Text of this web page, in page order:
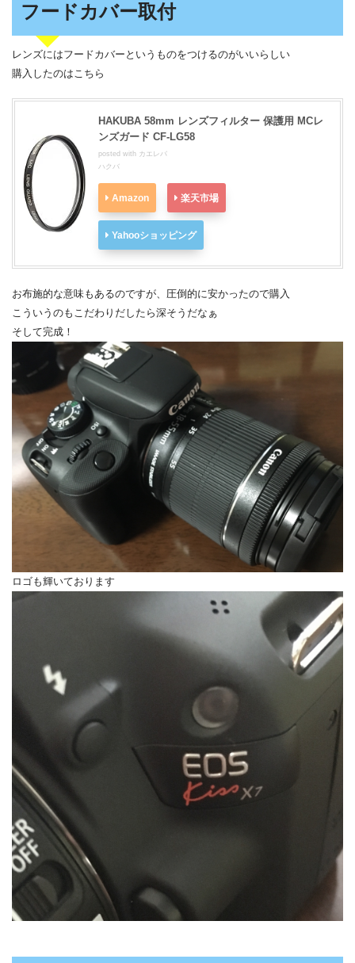
フードカバー取付
レンズにはフードカバーというものをつけるのがいいらしい
購入したのはこちら
HAKUBA 58mm レンズフィルター 保護用 MCレ
ンズガード CF-LG58
posted with カエレバ
ハクバ
Amazon 楽天市場
Yahooショッピング
お布施的な意味もあるのですが、圧倒的に安かったので購入
こういうのもこだわりだしたら深そうだなぁ
そして完成！
ロゴも輝いております